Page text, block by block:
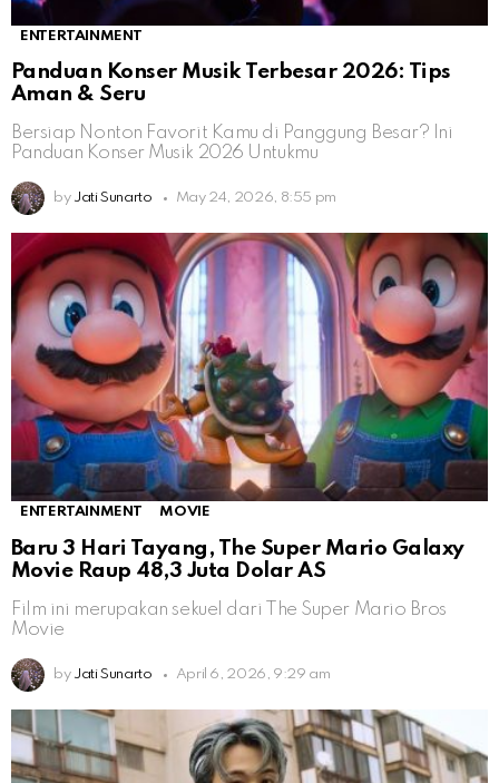
ENTERTAINMENT
Panduan Konser Musik Terbesar 2026: Tips
Aman & Seru
Bersiap Nonton Favorit Kamu di Panggung Besar? Ini
Panduan Konser Musik 2026 Untukmu
by Jati Sunarto May 24, 2026, 8:55 pm
ENTERTAINMENT MOVIE
Baru 3 Hari Tayang, The Super Mario Galaxy
Movie Raup 48,3 Juta Dolar AS
Film ini merupakan sekuel dari The Super Mario Bros
Movie
by Jati Sunarto April 6, 2026, 9:29 am